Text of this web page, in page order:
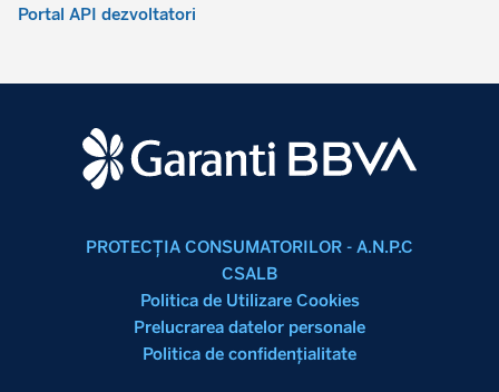
Portal API dezvoltatori
PROTECŢIA CONSUMATORILOR - A.N.P.C
CSALB
Politica de Utilizare Cookies
Prelucrarea datelor personale
Politica de confidenţialitate